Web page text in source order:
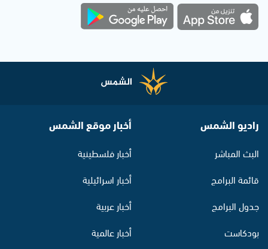
راديو الشمس
البث المباشر
قائمة البرامج
جدول البرامج
بودكاست
أخبار موقع الشمس
أخبار فلسطينية
أخبار اسرائيلية
أخبار عربية
أخبار عالمية